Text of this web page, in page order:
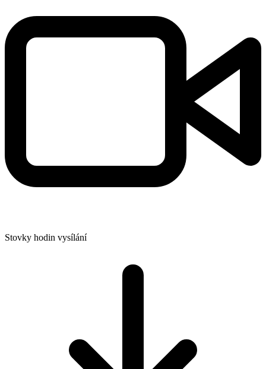
Stovky hodin vysílání